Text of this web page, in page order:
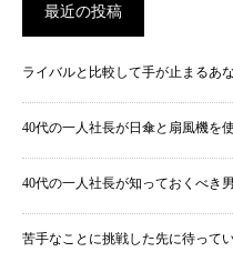
最近の投稿
ライバルと比較して手が止まるあ
40代の一人社長が日傘と扇風機を
40代の一人社長が知っておくべき
苦手なことに挑戦した先に待って